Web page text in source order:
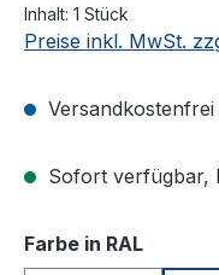
Inhalt: 1 Stück
Preise inkl. MwSt.
Versandkostenfrei
Sofort verfügbar,
Farbe in RAL